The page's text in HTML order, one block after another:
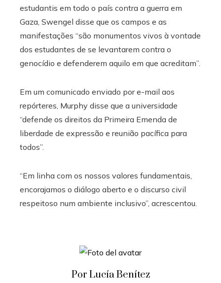
estudantis em todo o país contra a guerra em
Gaza, Swengel disse que os campos e as
manifestações “são monumentos vivos à vontade
dos estudantes de se levantarem contra o
genocídio e defenderem aquilo em que acreditam”.
Em um comunicado enviado por e-mail aos
repórteres, Murphy disse que a universidade
“defende os direitos da Primeira Emenda de
liberdade de expressão e reunião pacífica para
todos”.
“Em linha com os nossos valores fundamentais,
encorajamos o diálogo aberto e o discurso civil
respeitoso num ambiente inclusivo”, acrescentou.
Por Lucía Benítez